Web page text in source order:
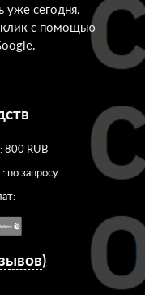
уже сегодня.
клик с помощью
800 RUB
по запросу
)